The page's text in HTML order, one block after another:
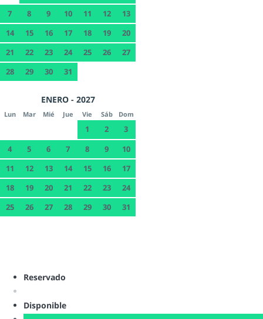
7
8 9 10 11 12
13
14
15 16 17 18 19
20
21
22 23 24 25 26
27
28
29 30 31
ENERO - 2027
Lun Mar Mié Jue Vie Sáb Dom
1 2
3
4
5 6 7 8 9
10
11
12 13 14 15 16
17
18
19 20 21 22 23
24
25
26 27 28 29 30 31
Reservado
Disponible